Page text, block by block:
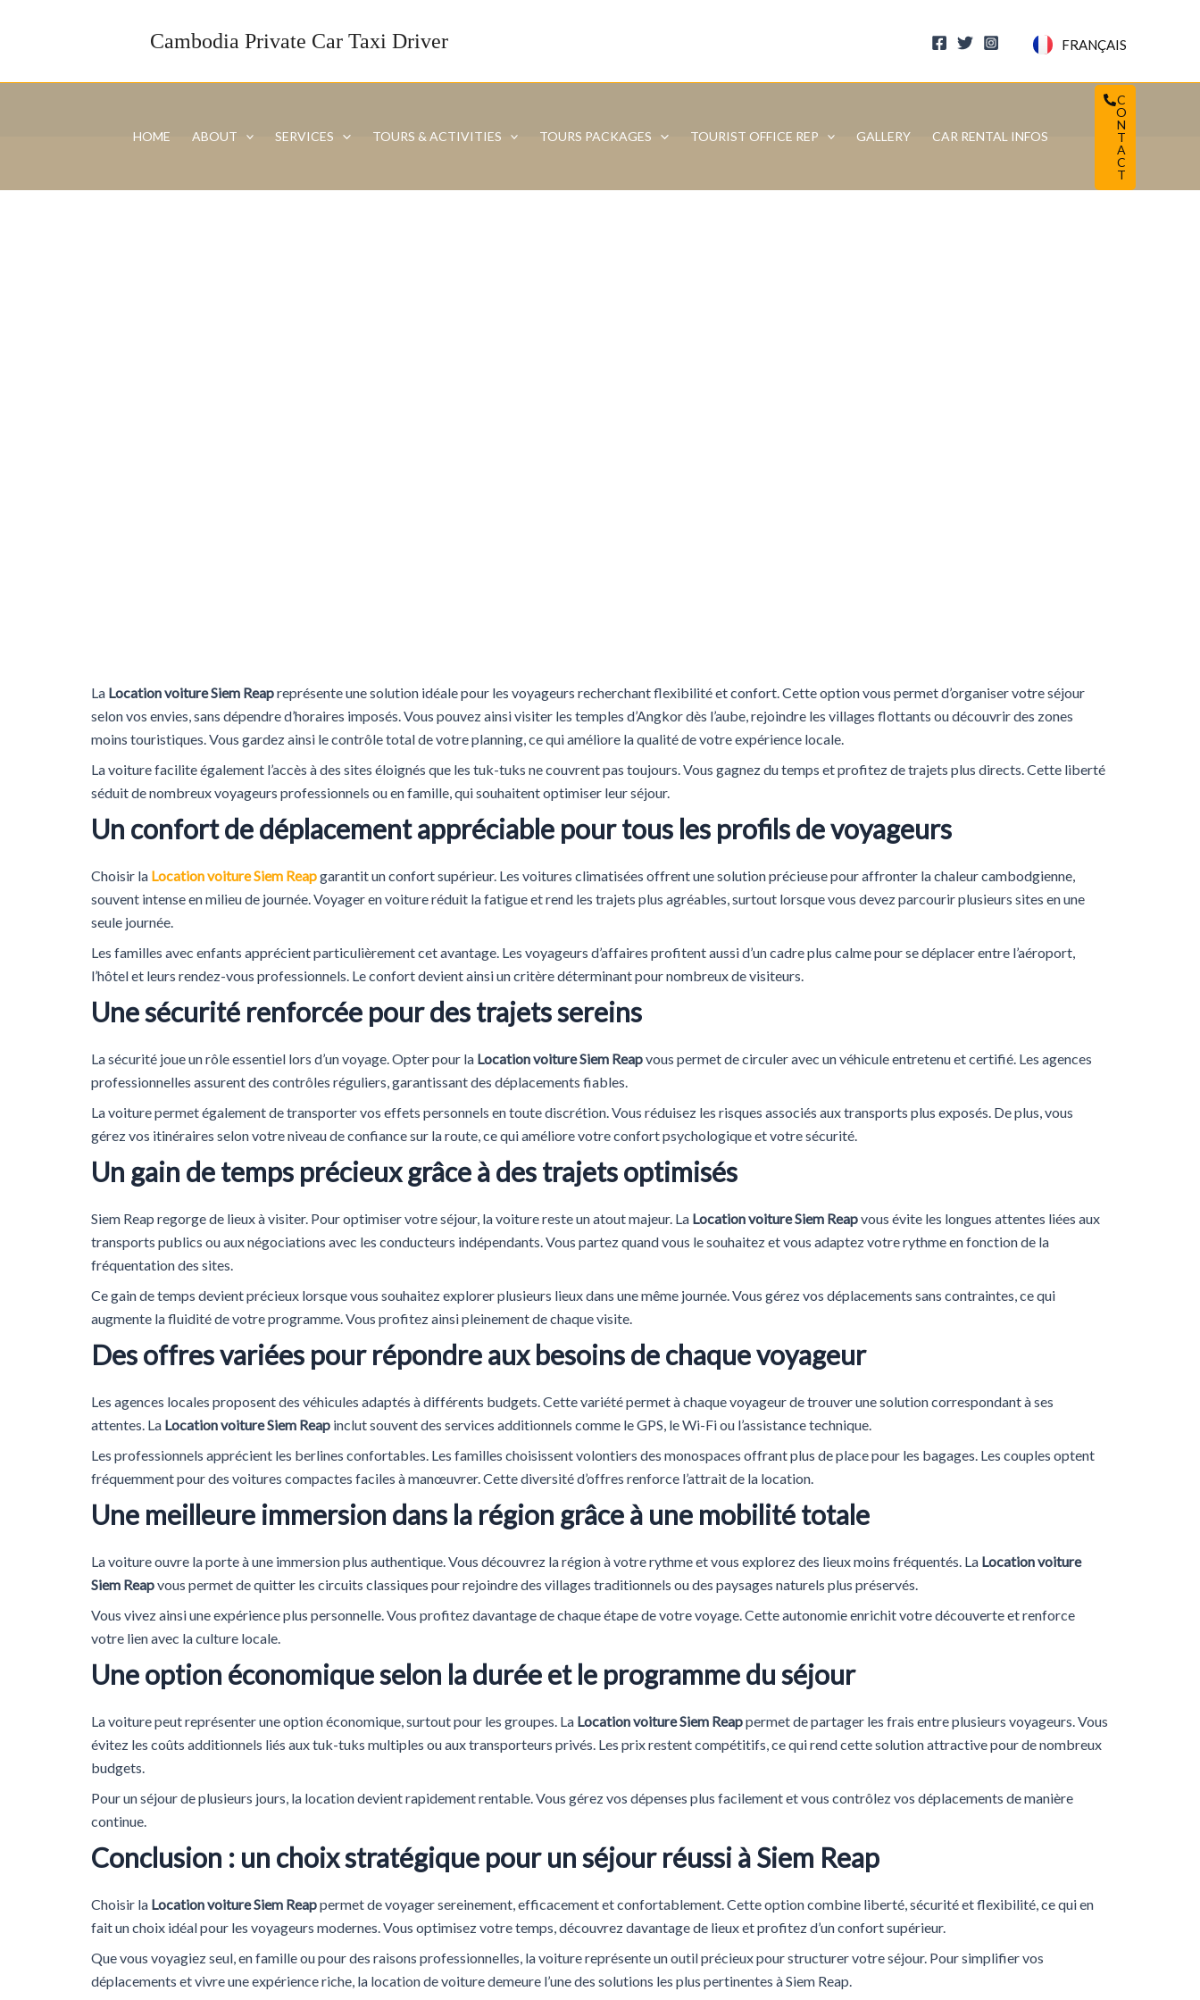
Cambodia Private Car Taxi Driver FRANÇAIS
HOME ABOUT SERVICES TOURS & ACTIVITIES TOURS PACKAGES TOURIST OFFICE REP GALLERY CAR RENTAL INFOS
C
O
N
T
A
C
T
La Location voiture Siem Reapreprésente une solution idéale pour les voyageurs recherchant flexibilité et confort. Cette option vous permet d’organiser votre séjour
selon vos envies, sans dépendre d’horaires imposés. Vous pouvez ainsi visiter les temples d’Angkor dès l’aube, rejoindre les villages flottants ou découvrir des zones
moins touristiques. Vous gardez ainsi le contrôle total de votre planning, ce qui améliore la qualité de votre expérience locale.
La voiture facilite également l’accès à des sites éloignés que les tuk-tuks ne couvrent pas toujours. Vous gagnez du temps et profitez de trajets plus directs. Cette liberté
séduit de nombreux voyageurs professionnels ou en famille, qui souhaitent optimiser leur séjour.
Un confort de déplacement appréciable pour tous les profils de voyageurs
Choisir la Location voiture Siem Reapgarantit un confort supérieur. Les voitures climatisées offrent une solution précieuse pour affronter la chaleur cambodgienne,
souvent intense en milieu de journée. Voyager en voiture réduit la fatigue et rend les trajets plus agréables, surtout lorsque vous devez parcourir plusieurs sites en une
seule journée.
Les familles avec enfants apprécient particulièrement cet avantage. Les voyageurs d’affaires profitent aussi d’un cadre plus calme pour se déplacer entre l’aéroport,
l’hôtel et leurs rendez-vous professionnels. Le confort devient ainsi un critère déterminant pour nombreux de visiteurs.
Une sécurité renforcée pour des trajets sereins
La sécurité joue un rôle essentiel lors d’un voyage. Opter pour la Location voiture Siem Reapvous permet de circuler avec un véhicule entretenu et certifié. Les agences
professionnelles assurent des contrôles réguliers, garantissant des déplacements fiables.
La voiture permet également de transporter vos effets personnels en toute discrétion. Vous réduisez les risques associés aux transports plus exposés. De plus, vous
gérez vos itinéraires selon votre niveau de confiance sur la route, ce qui améliore votre confort psychologique et votre sécurité.
Un gain de temps précieux grâce à des trajets optimisés
Siem Reap regorge de lieux à visiter. Pour optimiser votre séjour, la voiture reste un atout majeur. La Location voiture Siem Reapvous évite les longues attentes liées aux
transports publics ou aux négociations avec les conducteurs indépendants. Vous partez quand vous le souhaitez et vous adaptez votre rythme en fonction de la
fréquentation des sites.
Ce gain de temps devient précieux lorsque vous souhaitez explorer plusieurs lieux dans une même journée. Vous gérez vos déplacements sans contraintes, ce qui
augmente la fluidité de votre programme. Vous profitez ainsi pleinement de chaque visite.
Des offres variées pour répondre aux besoins de chaque voyageur
Les agences locales proposent des véhicules adaptés à différents budgets. Cette variété permet à chaque voyageur de trouver une solution correspondant à ses
attentes. La Location voiture Siem Reap inclut souvent des services additionnels comme le GPS, le Wi-Fi ou l’assistance technique.
Les professionnels apprécient les berlines confortables. Les familles choisissent volontiers des monospaces offrant plus de place pour les bagages. Les couples optent
fréquemment pour des voitures compactes faciles à manœuvrer. Cette diversité d’offres renforce l’attrait de la location.
Une meilleure immersion dans la région grâce à une mobilité totale
La voiture ouvre la porte à une immersion plus authentique. Vous découvrez la région à votre rythme et vous explorez des lieux moins fréquentés. La Location voiture
Siem Reapvous permet de quitter les circuits classiques pour rejoindre des villages traditionnels ou des paysages naturels plus préservés.
Vous vivez ainsi une expérience plus personnelle. Vous profitez davantage de chaque étape de votre voyage. Cette autonomie enrichit votre découverte et renforce
votre lien avec la culture locale.
Une option économique selon la durée et le programme du séjour
La voiture peut représenter une option économique, surtout pour les groupes. La Location voiture Siem Reappermet de partager les frais entre plusieurs voyageurs. Vous
évitez les coûts additionnels liés aux tuk-tuks multiples ou aux transporteurs privés. Les prix restent compétitifs, ce qui rend cette solution attractive pour de nombreux
budgets.
Pour un séjour de plusieurs jours, la location devient rapidement rentable. Vous gérez vos dépenses plus facilement et vous contrôlez vos déplacements de manière
continue.
Conclusion : un choix stratégique pour un séjour réussi à Siem Reap
Choisir la Location voiture Siem Reappermet de voyager sereinement, efficacement et confortablement. Cette option combine liberté, sécurité et flexibilité, ce qui en
fait un choix idéal pour les voyageurs modernes. Vous optimisez votre temps, découvrez davantage de lieux et profitez d’un confort supérieur.
Que vous voyagiez seul, en famille ou pour des raisons professionnelles, la voiture représente un outil précieux pour structurer votre séjour. Pour simplifier vos
déplacements et vivre une expérience riche, la location de voiture demeure l’une des solutions les plus pertinentes à Siem Reap.